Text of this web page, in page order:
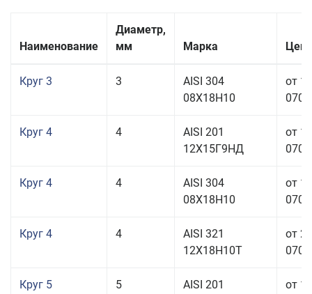
Наименование
Диаметр,
мм
Марка
Круг 3 3
AISI 304
08Х18Н10
от
Круг 4 4
AISI 201
12Х15Г9НД
от
Круг 4 4
AISI 304
08Х18Н10
от
Круг 4 4
AISI 321
12Х18Н10Т
от
Круг 5 5
AISI 201
от